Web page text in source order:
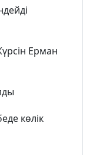
Ерман
көлік